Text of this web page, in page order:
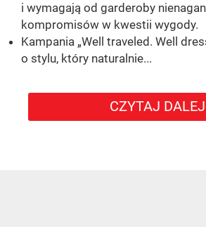
i wymagają od garderoby
kompromisów w kwestii wygody.
Kampania „Well traveled. Well
o stylu, który naturalnie...
CZYTAJ DALEJ